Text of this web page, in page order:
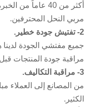
أكثر من 40 عاماً
مربي النحل المحترفين.
2- تفتيش جودة خطير.
جميع مفتشي الجودة
مراقبة جودة المنتجات
3- مراقبة التكاليف.
من المصانع إلى العملاء
الكثير.